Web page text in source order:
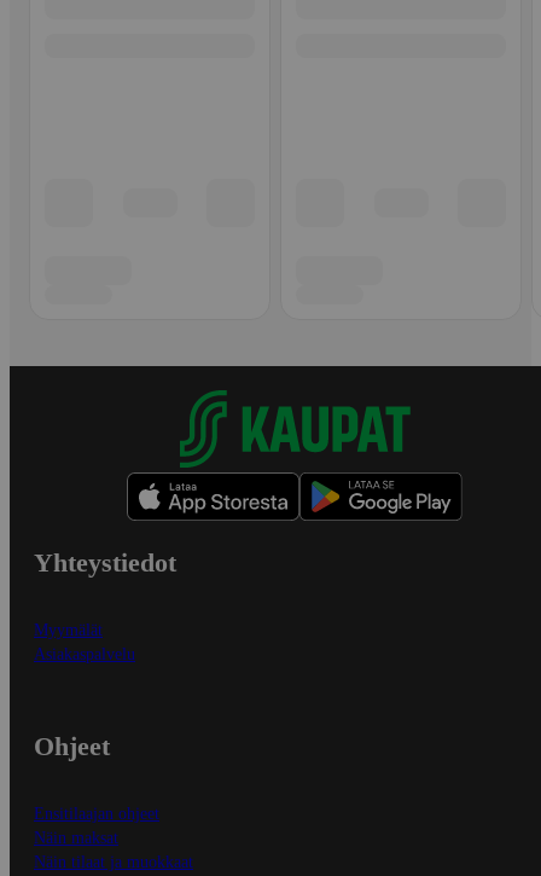
Yhteystiedot
Myymälät
Asiakaspalvelu
Ohjeet
Ensitilaajan ohjeet
Näin maksat
Näin tilaat ja muokkaat